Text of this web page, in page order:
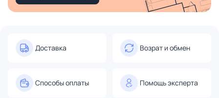
Доставка Возрат и обмен
Способы оплаты Помощь эксперта